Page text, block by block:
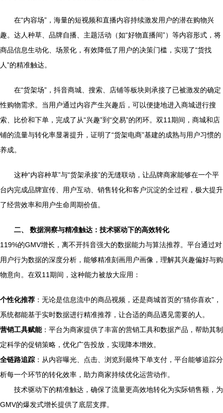
在“内容场”，海量的短视频和直播内容持续激发用户的潜在购物兴
趣。达人种草、品牌自播、主题活动（如“好物直播间”）等内容形式，将
商品信息生动化、场景化，有效降低了用户的决策门槛，实现了“货找
人”的精准触达。
在“货架场”，抖音商城、搜索、店铺等板块则承接了已被激发的确定
性购物需求。当用户通过内容产生兴趣后，可以便捷地进入商城进行搜
索、比价和下单，完成了从“兴趣”到“交易”的闭环。双11期间，商城和店
铺的流量与转化率显著提升，证明了“货架电商”基建的成熟与用户习惯的
养成。
这种“内容种草”与“货架承接”的无缝联动，让品牌商家能够在一个平
台内完成品牌宣传、用户互动、销售转化和客户沉淀的全过程，极大提升
了经营效率和用户生命周期价值。
二、 数据洞察与精准触达：技术驱动下的高效转化
119%的GMV增长，离不开抖音强大的数据能力与算法推荐。平台通过对
用户行为数据的深度分析，能够精准刻画用户画像，理解其兴趣偏好与购
物意向。在双11期间，这种能力被放大应用：
个性化推荐 ：无论是信息流中的商品视频，还是商城首页的“猜你喜欢”，
系统都能基于实时数据进行精准推荐，让合适的商品遇见需要的人。
营销工具赋能：平台为商家提供了丰富的营销工具和数据产品，帮助其制
定科学的促销策略，优化广告投放，实现降本增效。
全链路追踪 ：从内容曝光、点击、浏览到最终下单支付，平台能够追踪分
析每一个环节的转化效率，助力商家持续优化运营动作。
技术驱动下的精准触达，确保了流量更高效地转化为实际销售额，为
GMV的爆发式增长提供了底层支撑。